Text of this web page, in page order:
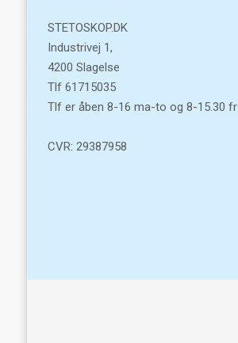
STETOSKOP.DK
Industrivej 1,
4200 Slagelse
Tlf61715035
Tlf er åben 8-16 ma-to og 8-15.30 fr
CVR: 29387958